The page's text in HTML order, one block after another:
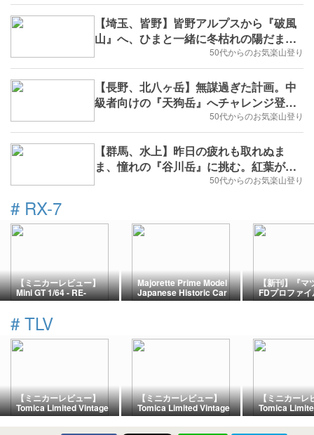
【埼玉、皆野】皆野アルプスから『破風
山』へ、ひまと一緒に冬枯れの陽だまり
ハイク。2019年1月2日(水)50代からのお気楽山登り
【長野、北八ヶ岳】無謀過ぎた計画。中
級者向けの『天狗岳』へチャレンジ登
山。最後は初ヘッデン登場のデンジャラ
ストレッキング《前編》2018年11月10日
(土)
50代からのお気楽山登り
【群馬、水上】昨日の疲れも取れぬま
ま、憧れの『谷川岳』に挑む。紅葉が始
まった三連休の中日は、譲り合い、すれ
50代からのお気楽山登り
# RX-7
【ミニカーレビュー】
Mini GT 1/64 - RE-
Amemiya RX-7 2025
Majorette Prime Model
Japanese Historic Car
Edition 3 - Mazda RX-7
【新刊】『マ
FDプロファ
2002』
# TLV
【ミニカーレビュー】
Tomica Limited Vintage
NEO LV-N - Lamborghini
Diablo SE30 (Purple
【ミニカーレビュー】
Tomica Limited Vintage
NEO LV-N349c -
Mitsubishi Lancer
【ミニカーレ
Tomica
NEO LV-
LFA (White)